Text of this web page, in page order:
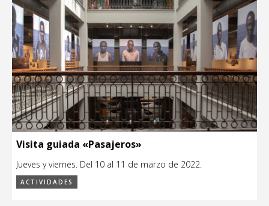
Visita guiada «Pasajeros»
Jueves y viernes. Del 10 al 11 de marzo de 2022.
ACTIVIDADES